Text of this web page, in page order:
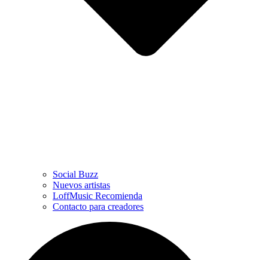
Social Buzz
Nuevos artistas
LoffMusic Recomienda
Contacto para creadores